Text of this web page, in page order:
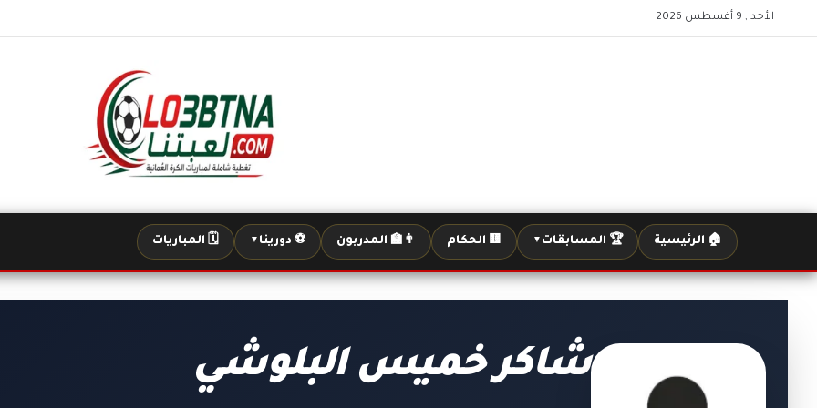
الأحد , 9 أغسطس 2026
🏠 الرئيسية 🏆 المسابقات ▼ 🟨 الحكام 👨‍🏫 المدربون ⚽ دورينا ▼ 🗓️ المباريات
شاكر خميس البلوشي